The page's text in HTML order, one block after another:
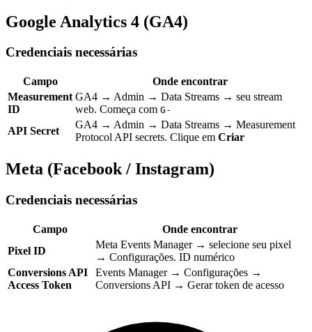
Google Analytics 4 (GA4)
Credenciais necessárias
Campo
Onde encontrar
Measurement
ID
GA4 → Admin → Data Streams → seu stream
web. Começa com G-
API Secret
GA4 → Admin → Data Streams → Measurement
Protocol API secrets. Clique em Criar
Meta (Facebook / Instagram)
Credenciais necessárias
Campo
Onde encontrar
Pixel ID
Meta Events Manager → selecione seu pixel
→ Configurações. ID numérico
Conversions API
Access Token
Events Manager → Configurações →
Conversions API → Gerar token de acesso